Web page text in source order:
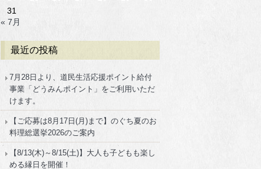
31
« 7月
最近の投稿
7月28日より、道民生活応援ポイント給付
事業「どうみんポイント」をご利用いただ
けます。
【ご応募は8月17日(月)まで】のぐち夏のお
料理総選挙2026のご案内
【8/13(木)～8/15(土)】大人も子どもも楽し
める縁日を開催！